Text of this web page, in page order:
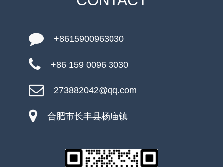
+8615900963030
+86 159 0096 3030
273882042@qq.com
合肥市长丰县杨庙镇